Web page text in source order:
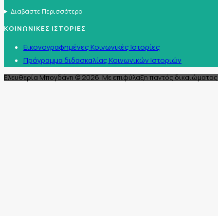
Διαβάστε Περισσότερα
ΚΟΙΝΩΝΙΚΕΣ ΙΣΤΟΡΙΕΣ
Εικονογραφημένες Κοινωνικές Ιστορίες
Πρόγραμμα διδασκαλίας Κοινωνικών Ιστοριών
Ελευθερία Μπογδάνη © 2026. Με επιφύλαξη παντός